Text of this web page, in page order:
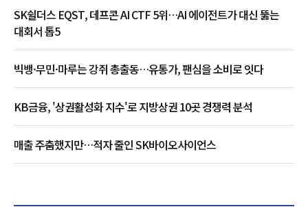
SK쉴더스 EQST, 데프콘 AI CTF 5위…AI 에이전트가 대신 뚫는
대회서 톱5
빅뱅·무민·마루는 강쥐 총출동…유통가, 팬심을 소비로 잇다
KB금융, '상권활성화 지수'로 지방상권 10곳 경쟁력 분석
매출 주춤했지만…적자 줄인 SK바이오사이언스